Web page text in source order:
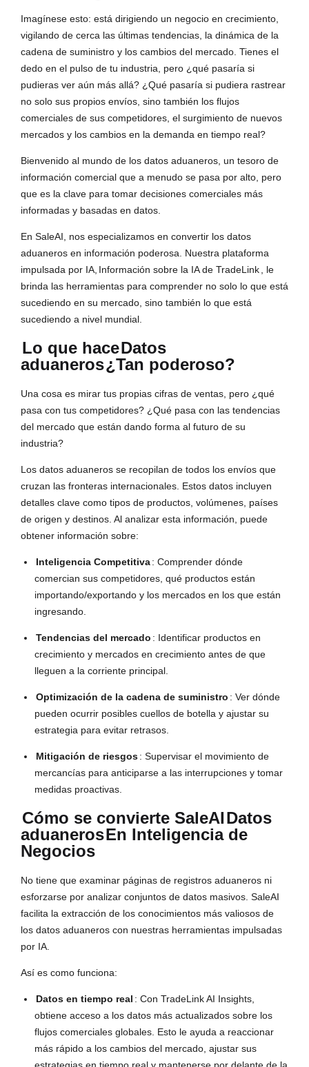
Imagínese esto: está dirigiendo un negocio en crecimiento,
vigilando de cerca las últimas tendencias, la dinámica de la
cadena de suministro y los cambios del mercado. Tienes el
dedo en el pulso de tu industria, pero ¿qué pasaría si
pudieras ver aún más allá? ¿Qué pasaría si pudiera rastrear
no solo sus propios envíos, sino también los flujos
comerciales de sus competidores, el surgimiento de nuevos
mercados y los cambios en la demanda en tiempo real?
Bienvenido al mundo de los datos aduaneros, un tesoro de
información comercial que a menudo se pasa por alto, pero
que es la clave para tomar decisiones comerciales más
informadas y basadas en datos.
En SaleAI, nos especializamos en convertir los datos
aduaneros en información poderosa. Nuestra plataforma
impulsada por IA, Información sobre la IA de TradeLink, le
brinda las herramientas para comprender no solo lo que está
sucediendo en su mercado, sino también lo que está
sucediendo a nivel mundial.
Lo que haceDatos
aduaneros¿Tan poderoso?
Una cosa es mirar tus propias cifras de ventas, pero ¿qué
pasa con tus competidores? ¿Qué pasa con las tendencias
del mercado que están dando forma al futuro de su
industria?
Los datos aduaneros se recopilan de todos los envíos que
cruzan las fronteras internacionales. Estos datos incluyen
detalles clave como tipos de productos, volúmenes, países
de origen y destinos. Al analizar esta información, puede
obtener información sobre:
Inteligencia Competitiva: Comprender dónde
comercian sus competidores, qué productos están
importando/exportando y los mercados en los que están
ingresando.
Tendencias del mercado : Identificar productos en
crecimiento y mercados en crecimiento antes de que
lleguen a la corriente principal.
Optimización de la cadena de suministro : Ver dónde
pueden ocurrir posibles cuellos de botella y ajustar su
estrategia para evitar retrasos.
Mitigación de riesgos: Supervisar el movimiento de
mercancías para anticiparse a las interrupciones y tomar
medidas proactivas.
Cómo se convierte SaleAIDatos
aduanerosEn Inteligencia de
Negocios
No tiene que examinar páginas de registros aduaneros ni
esforzarse por analizar conjuntos de datos masivos. SaleAI
facilita la extracción de los conocimientos más valiosos de
los datos aduaneros con nuestras herramientas impulsadas
por IA.
Así es como funciona:
Datos en tiempo real : Con TradeLink AI Insights,
obtiene acceso a los datos más actualizados sobre los
flujos comerciales globales. Esto le ayuda a reaccionar
más rápido a los cambios del mercado, ajustar sus